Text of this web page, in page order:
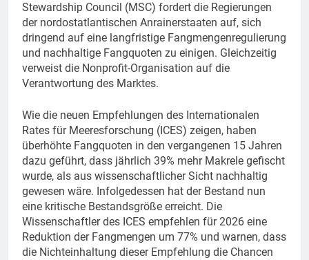
Stewardship Council (MSC) fordert die Regierungen
der nordostatlantischen Anrainerstaaten auf, sich
dringend auf eine langfristige Fangmengenregulierung
und nachhaltige Fangquoten zu einigen. Gleichzeitig
verweist die Nonprofit-Organisation auf die
Verantwortung des Marktes.
Wie die neuen Empfehlungen des Internationalen
Rates für Meeresforschung (ICES) zeigen, haben
überhöhte Fangquoten in den vergangenen 15 Jahren
dazu geführt, dass jährlich 39% mehr Makrele gefischt
wurde, als aus wissenschaftlicher Sicht nachhaltig
gewesen wäre. Infolgedessen hat der Bestand nun
eine kritische Bestandsgröße erreicht. Die
Wissenschaftler des ICES empfehlen für 2026 eine
Reduktion der Fangmengen um 77% und warnen, dass
die Nichteinhaltung dieser Empfehlung die Chancen